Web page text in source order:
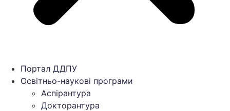
Портал ДДПУ
Освітньо-наукові програми
Аспірантура
Докторантура